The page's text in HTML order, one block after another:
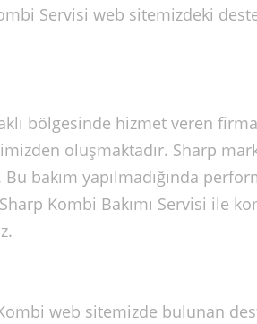
Servisi web sitemizdeki
bölgesinde hizmet veren
oluşmaktadır. Sharp
bakım yapılmadığında
Kombi Bakımı Servisi ile
web sitemizde bulunan